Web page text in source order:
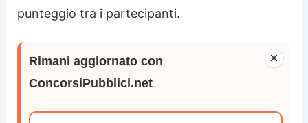
punteggio tra i partecipanti.
×
Rimani aggiornato con
ConcorsiPubblici.net